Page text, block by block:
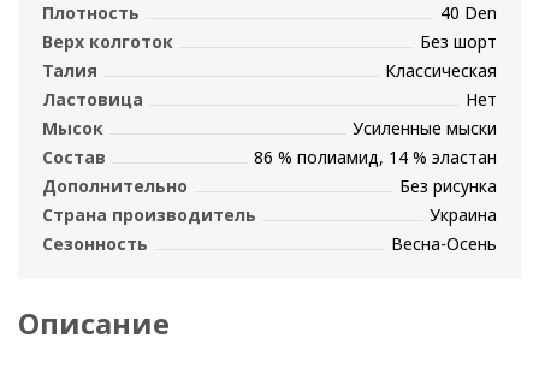
Плотность
40 Den
Верх колготок
Без шорт
Талия
Классическая
Ластовица
Нет
Мысок
Усиленные мыски
Состав
86 % полиамид, 14 % эластан
Дополнительно
Без рисунка
Страна производитель
Украина
Сезонность
Весна-Осень
Описание